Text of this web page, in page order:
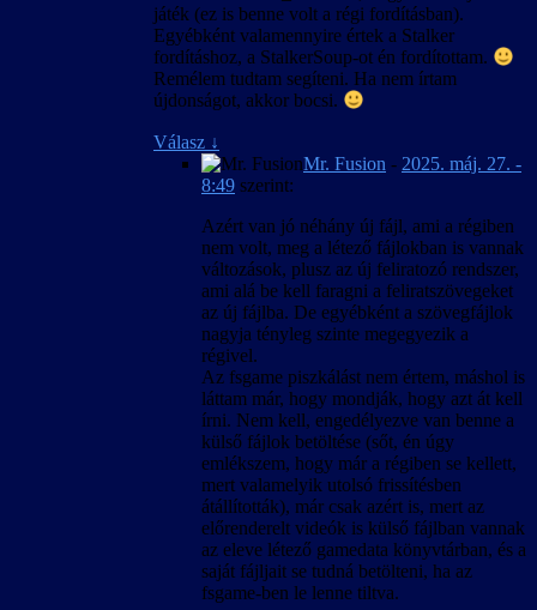
szövegkészlet csak úgy lesz egységes, ha új
játékot indítunk, és nem váltunk nyelvet
közben.
játék (ez is benne volt a régi fordításban).
Egyébként valamennyire értek a Stalker
fordításhoz, a StalkerSoup-ot én fordítottam.
Remélem tudtam segíteni. Ha nem írtam
újdonságot, akkor bocsi.
Válasz ↓
Mr. Fusion - 2025. máj. 27. -
8:49 szerint:
Azért van jó néhány új fájl, ami a régiben
nem volt, meg a létező fájlokban is vannak
változások, plusz az új feliratozó rendszer,
ami alá be kell faragni a feliratszövegeket
az új fájlba. De egyébként a szövegfájlok
nagyja tényleg szinte megegyezik a
régivel.
Az fsgame piszkálást nem értem, máshol is
láttam már, hogy mondják, hogy azt át kell
írni. Nem kell, engedélyezve van benne a
külső fájlok betöltése (sőt, én úgy
emlékszem, hogy már a régiben se kellett,
mert valamelyik utolsó frissítésben
átállították), már csak azért is, mert az
előrenderelt videók is külső fájlban vannak
az eleve létező gamedata könyvtárban, és a
saját fájljait se tudná betölteni, ha az
fsgame-ben le lenne tiltva.